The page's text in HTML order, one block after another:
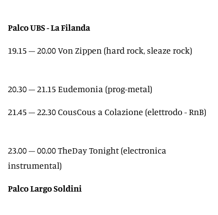
Palco UBS - La Filanda
19.15 – 20.00 Von Zippen (hard rock, sleaze rock)
20.30 – 21.15 Eudemonia (prog-metal)
21.45 – 22.30 CousCous a Colazione (elettrodo - RnB)
23.00 – 00.00 TheDay Tonight (electronica
instrumental)
Palco Largo Soldini